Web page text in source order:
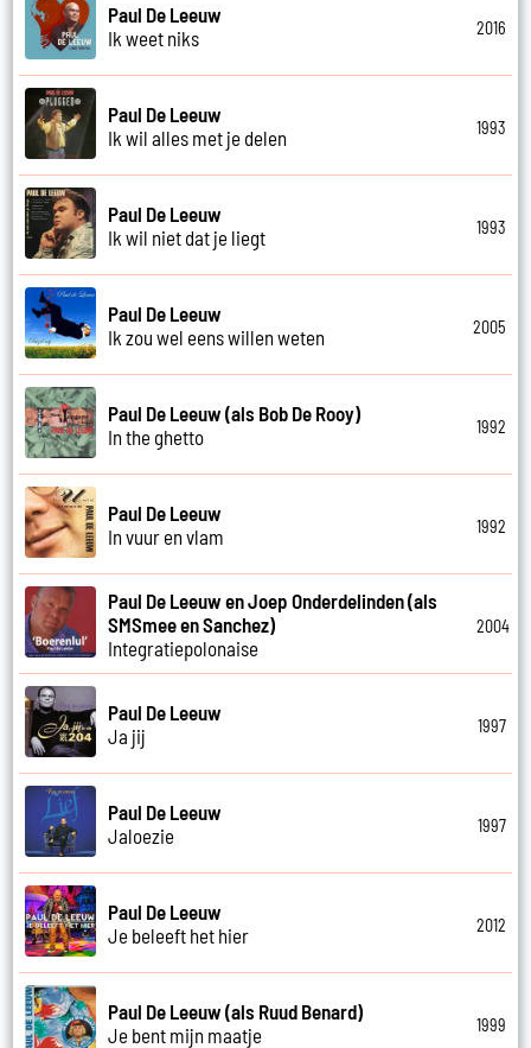
Paul De Leeuw
Ik weet niks
2016
Paul De Leeuw
Ik wil alles met je delen
1993
Paul De Leeuw
Ik wil niet dat je liegt
1993
Paul De Leeuw
Ik zou wel eens willen weten
2005
Paul De Leeuw (als Bob De Rooy)
In the ghetto
1992
Paul De Leeuw
In vuur en vlam
1992
Paul De Leeuw en Joep Onderdelinden (als
SMSmee en Sanchez)
Integratiepolonaise
2004
Paul De Leeuw
Ja jij
1997
Paul De Leeuw
Jaloezie
1997
Paul De Leeuw
Je beleeft het hier
2012
Paul De Leeuw (als Ruud Benard)
Je bent mijn maatje
1999